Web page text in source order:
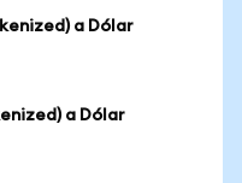
a Dólar
a Dólar